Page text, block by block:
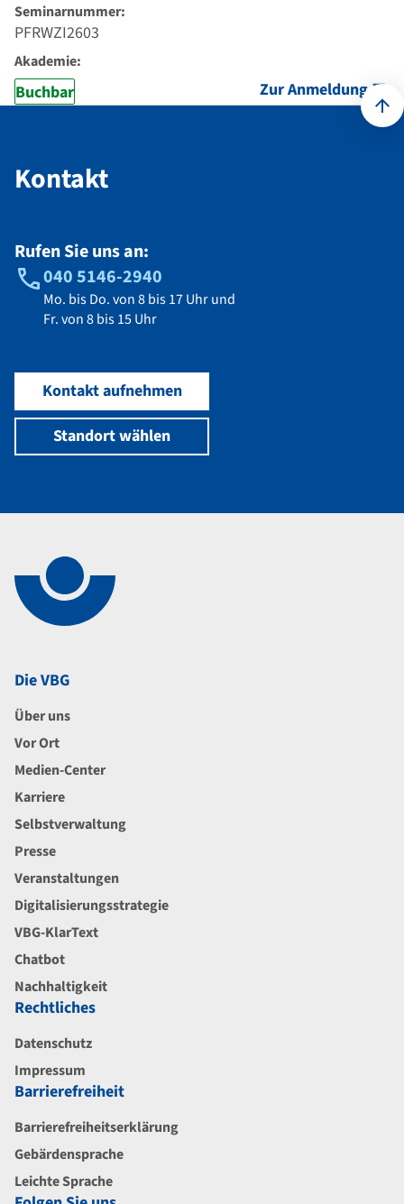
Seminarnummer:
PFRWZI2603
Akademie:
Buchbar Zur Anmeldung
Kontakt
Rufen Sie uns an:
040 5146-2940
Mo. bis Do. von 8 bis 17 Uhr und
Fr. von 8 bis 15 Uhr
Kontakt aufnehmen
Standort wählen
Die VBG
Über uns
Vor Ort
Medien-Center
Karriere
Selbstverwaltung
Presse
Veranstaltungen
Digitalisierungsstrategie
VBG-KlarText
Chatbot
Nachhaltigkeit
Rechtliches
Datenschutz
Impressum
Barrierefreiheit
Barrierefreiheitserklärung
Gebärdensprache
Leichte Sprache